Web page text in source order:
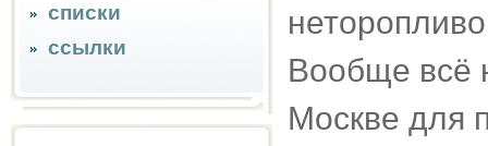
списки
ссылки
Вообще всё
Москве для